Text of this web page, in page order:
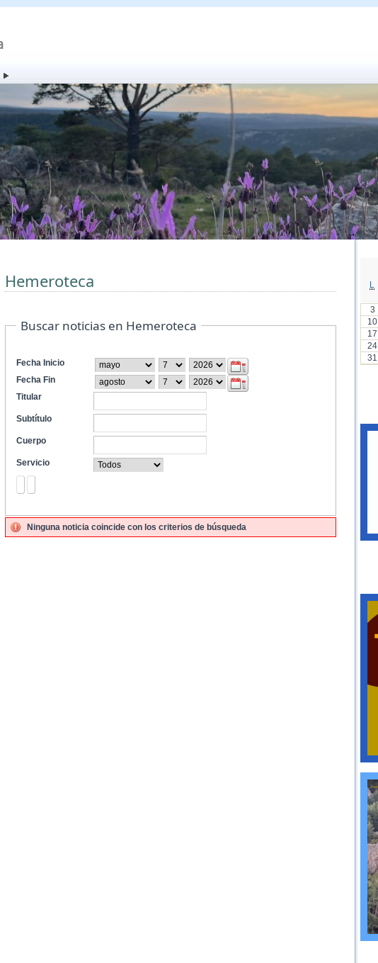
Hemeroteca
Buscar noticias en Hemeroteca
Fecha Inicio
Fecha Fin
Titular
Subtítulo
Cuerpo
Servicio
Ninguna noticia coincide con los criterios de búsqueda
3
10
17
24
31